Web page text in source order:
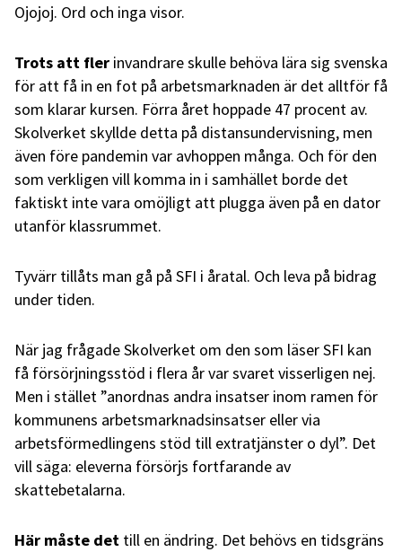
Ojojoj. Ord och inga visor.
Trots att fler invandrareskulle behöva lära sig svenska
för att få in en fot på arbetsmarknaden är det alltför få
som klarar kursen. Förra året hoppade 47 procent av.
Skolverket skyllde detta på distansundervisning, men
även före pandemin var avhoppen många. Och för den
som verkligen vill komma in i samhället borde det
faktiskt inte vara omöjligt att plugga även på en dator
utanför klassrummet.
Tyvärr tillåts man gå på SFI i åratal. Och leva på bidrag
under tiden.
När jag frågade Skolverket om den som läser SFI kan
få försörjningsstöd i flera år var svaret visserligen nej.
Men i stället ”anordnas andra insatser inom ramen för
kommunens arbetsmarknadsinsatser eller via
arbetsförmedlingens stöd till extratjänster o dyl”. Det
vill säga: eleverna försörjs fortfarande av
skattebetalarna.
Här måste det till en ändring. Det behövs en tidsgräns